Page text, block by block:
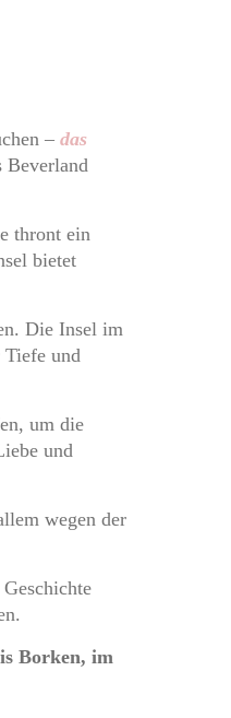
– das
Beverland
thront ein
bietet
Die Insel im
Tiefe und
um die
und
wegen der
Borken, im